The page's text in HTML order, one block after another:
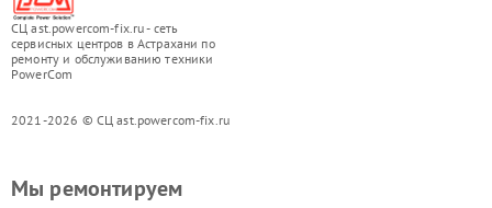
СЦ ast.powercom-fix.ru - сеть
сервисных центров в Астрахани по
ремонту и обслуживанию техники
PowerCom
2021-2026 © СЦ ast.powercom-fix.ru
Мы ремонтируем